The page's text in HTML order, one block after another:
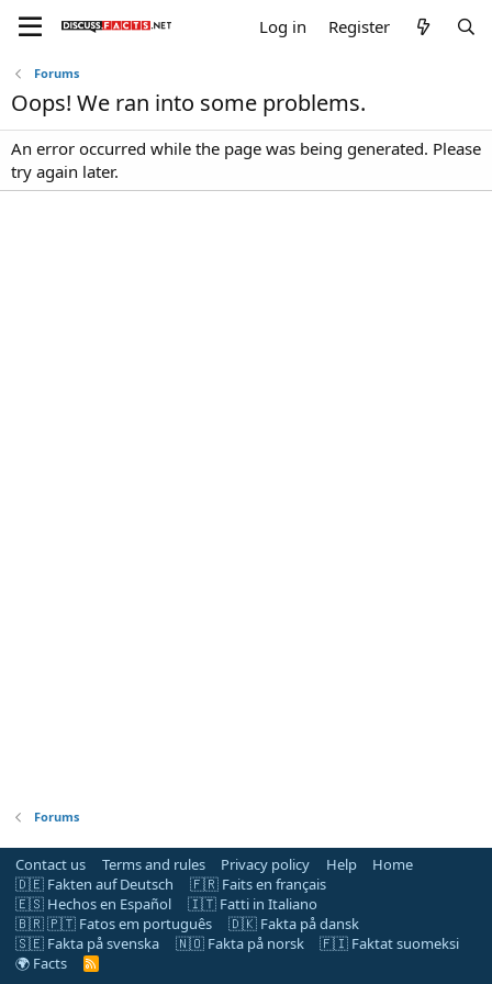
Log in Register
Forums
Oops! We ran into some problems.
An error occurred while the page was being generated. Please
try again later.
Forums
Contact us Terms and rules Privacy policy Help
Home
🇩🇪 Fakten auf Deutsch
🇫🇷 Faits en français
🇪🇸 Hechos en Español
🇮🇹 Fatti in Italiano
🇧🇷 🇵🇹 Fatos em português
🇩🇰 Fakta på dansk
🇸🇪 Fakta på svenska
🇳🇴 Fakta på norsk
🇫🇮 Faktat suomeksi
🌍 Facts
R